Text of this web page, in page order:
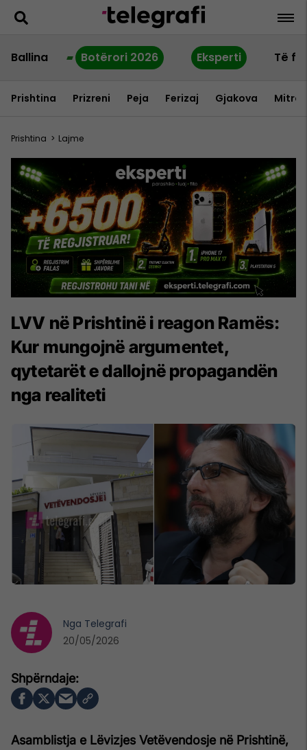
Ballina Botërori 2026 Eksperti Të
Prishtina Prizreni Peja Ferizaj Gjakova
Prishtina > Lajme
LVV në Prishtinë i reagon Ramës:
Kur mungojnë argumentet,
qytetarët e dallojnë propagandën
nga realiteti
Asamblistja e Lëvizjes Vetëvendosje në Prishtinë,
Nga Telegrafi
20/05/2026